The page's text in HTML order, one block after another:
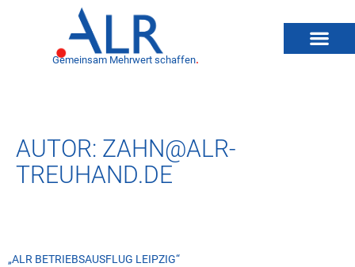
Gemeinsam Mehrwert schaffen.
AUTOR: ZAHN@ALR-
TREUHAND.DE
„ALR BETRIEBSAUSFLUG LEIPZIG“